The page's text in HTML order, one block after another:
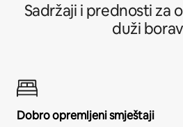
Sadržaji i prednosti za
duži
Dobro opremljeni smještaji